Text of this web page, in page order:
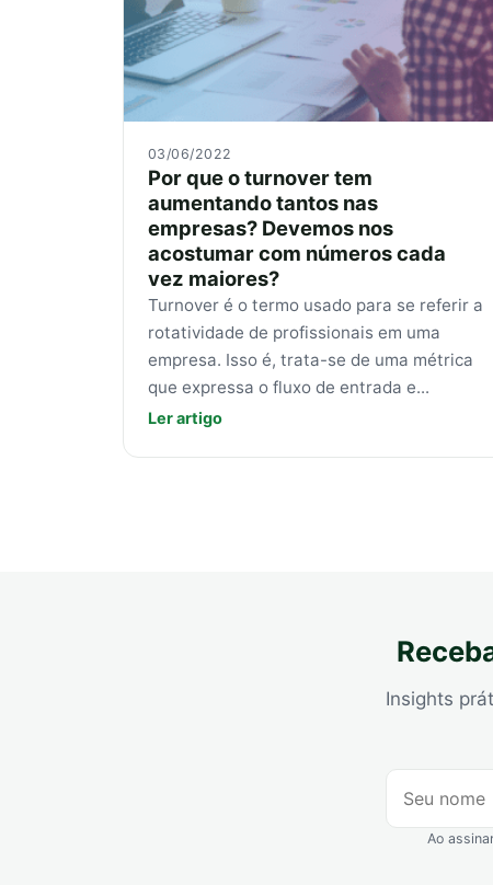
03/06/2022
Por que o turnover tem
aumentando tantos nas
empresas? Devemos nos
acostumar com números cada
vez maiores?
Turnover é o termo usado para se referir a
rotatividade de profissionais em uma
empresa. Isso é, trata-se de uma métrica
que expressa o fluxo de entrada e...
Ler artigo
Insights
Ao